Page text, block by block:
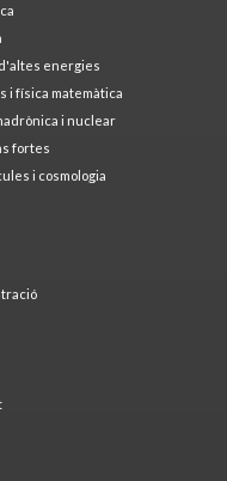
energies
i física matemàtica
i nuclear
fortes
i cosmologia